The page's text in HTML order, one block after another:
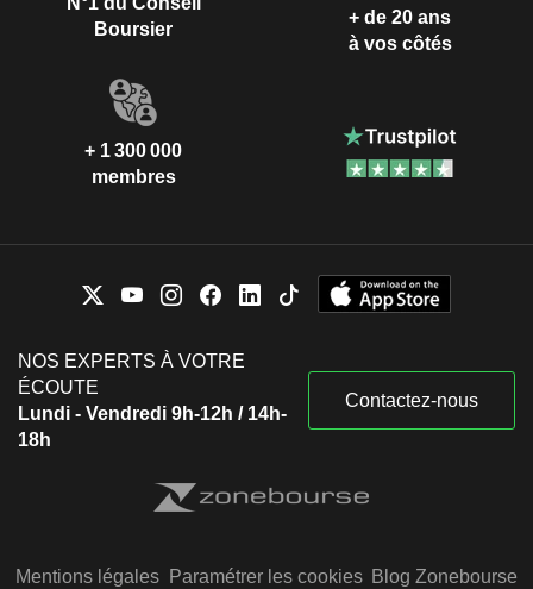
Boursier
+ de 20 ans
à vos côtés
+ 1 300 000
membres
NOS EXPERTS À VOTRE
ÉCOUTE
Lundi - Vendredi 9h-12h / 14h-
18h
Contactez-nous
Mentions légales Paramétrer les cookies Blog Zonebourse